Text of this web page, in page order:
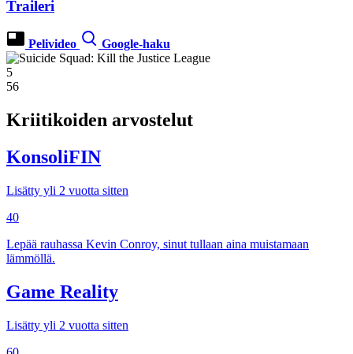
Traileri
Pelivideo Google-haku
5
56
Kriitikoiden arvostelut
KonsoliFIN
Lisätty yli 2 vuotta sitten
40
Lepää rauhassa Kevin Conroy, sinut tullaan aina muistamaan
lämmöllä.
Game Reality
Lisätty yli 2 vuotta sitten